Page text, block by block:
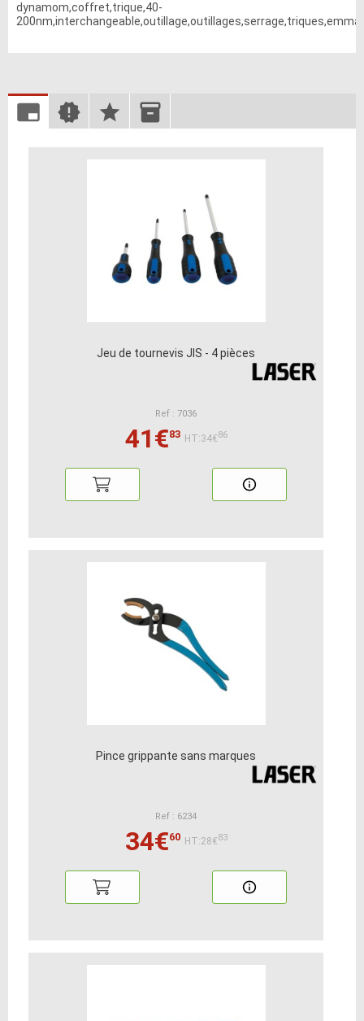
dynamom,coffret,trique,40-
Jeu de tournevis JIS - 4 pièces
Ref : 7036
41€83 HT:34€86
Pince grippante sans marques
Ref : 6234
34€60 HT:28€83